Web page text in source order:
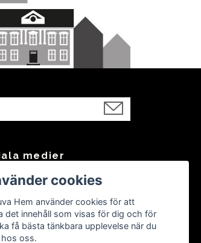
medier
cookies
Hem använder cookies för att
det innehåll som visas för dig och för
få bästa tänkbara upplevelse när du
oss.